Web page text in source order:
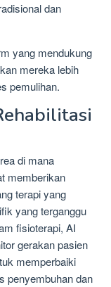
dan
yang mendukung
mereka lebih
pemulihan.
di mana
memberikan
terapi yang
yang terganggu
fisioterapi, AI
gerakan pasien
memperbaiki
penyembuhan dan